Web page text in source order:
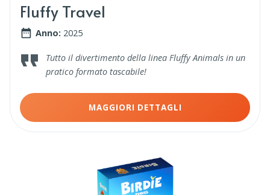
Fluffy Travel
Anno: 2025
Tutto il divertimento della linea Fluffy Animals in un
pratico formato tascabile!
MAGGIORI DETTAGLI